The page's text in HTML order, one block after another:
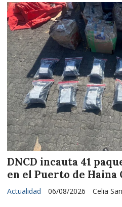
DNCD incauta 41
en el Puerto de
Celia
Actualidad 06/08/2026